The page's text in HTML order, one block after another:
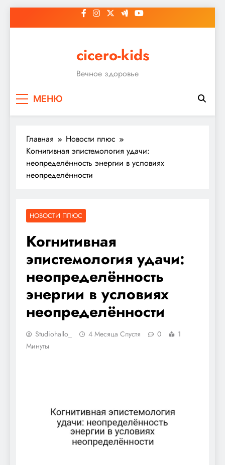
к
cicero-kids
Вечное здоровье
МЕНЮ
Главная
Новости плюс
Когнитивная эпистемология удачи:
неопределённость энергии в условиях
неопределённости
НОВОСТИ ПЛЮС
Когнитивная
эпистемология удачи:
неопределённость
энергии в условиях
неопределённости
Studiohallo_ 4 Месяца Спустя 0
1
Минуты